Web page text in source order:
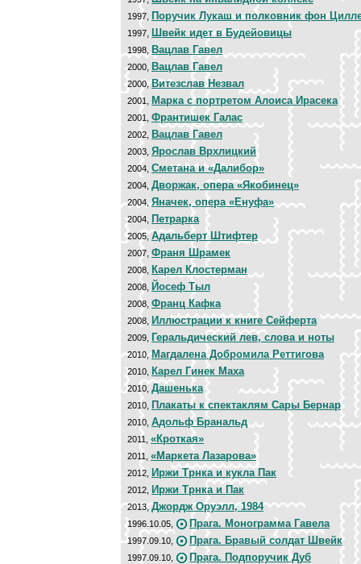
1997, Поручик Лукаш и полковник фон
1997, Швейк идет в Будейовицы
1998, Вацлав Гавел
2000, Вацлав Гавел
2000,Витезслав Незвал
2001, Марка с портретом Алоиса Ирасека
2001, Франтишек Галас
2002, Вацлав Гавел
2003, Ярослав Врхлицкий
2004, Сметана и «Далибор»
2004, Дворжак, опера «Якобинец»
2004,Яначек, опера «Енуфа»
2004, Петрарка
2005,Адальберт Штифтер
2007, Франя Шрамек
2008, Карел Клостерман
2008, Йосеф Тыл
2008, Франц Кафка
2008, Иллюстрации к книге Сейферта
2009, Геральдический лев, слова и ноты
2010,Магдалена Добромила Реттигова
2010, Карел Гинек Маха
2010, Дашенька
2010, Плакаты к спектаклям Сары Бернар
2010, Адольф Бранальд
2011, «Кроткая»
2011, «Маркета Лазарова»
2012, Иржи Трнка и кукла Пак
2012, Иржи Трнка и Пак
2013,Джордж Оруэлл, 1984
1996.10.05, Прага. Монограмма Гавела
1997.09.10, Прага. Бравый солдат Швейк
1997.09.10, Прага. Подпоручик Дуб